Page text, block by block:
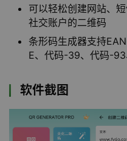
可以轻松创建网站、
社交账户的二维码
条形码生成器支持
E、代码-39、代码-
软件截图